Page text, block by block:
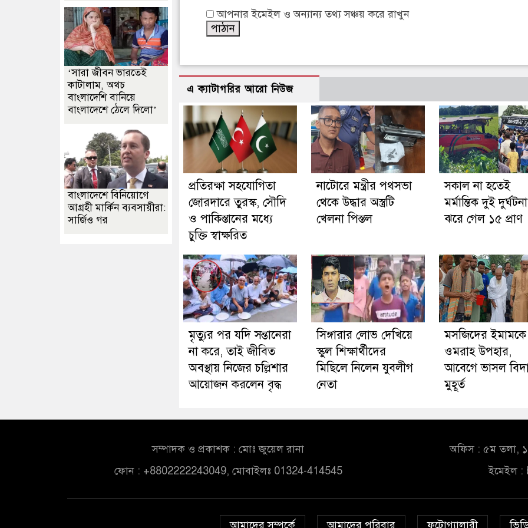
আপনার ইমেইল ও অন্যান্য তথ্য সঞ্চয় করে রাখুন
এ ক্যাটাগরির আরো নিউজ
প্রতিরক্ষা সহযোগিতা
জোরদারে তুরস্ক, সৌদি
ও পাকিস্তানের মধ্যে
চুক্তি স্বাক্ষরিত
নাটোরে মন্ত্রীর পথসভা
থেকে উদ্ধার অস্ত্রটি
খেলনা পিস্তল
সকাল না হতেই
মর্মান্তিক দুই
ঝরে গেল ১৫ প্রাণ
মৃত্যুর পর যদি সন্তানেরা
না করে, তাই জীবিত
অবস্থায় নিজের চল্লিশার
আয়োজন করলেন বৃদ্ধ
সিঙ্গারার লোভ দেখিয়ে
স্কুল শিক্ষার্থীদের
মিছিলে নিলেন যুবলীগ
নেতা
মসজিদের ইমামকে
ওমরাহ উপহার,
আবেগে ভাসল
মুহূর্ত
‘সারা জীবন ভারতেই
কাটালাম, অথচ
বাংলাদেশি বানিয়ে
বাংলাদেশে ঠেলে দিলো’
বাংলাদেশে বিনিয়োগে
আগ্রহী মার্কিন ব্যবসায়ীরা:
সার্জিও গর
সম্পাদক ও প্রকাশক : মোঃ জুয়েল রানা
ফোন : +8802222243049, মোবাইলঃ 01324-414545
অফিস : ৫ম তলা,
ইমেইল :
আমাদের সম্পর্কে আমাদের পরিবার ফটোগ্যালারী